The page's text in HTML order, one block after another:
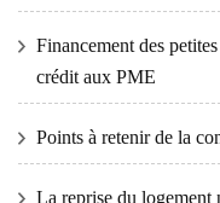
Financement des
crédit aux PME
Points à retenir de la
La reprise du logement